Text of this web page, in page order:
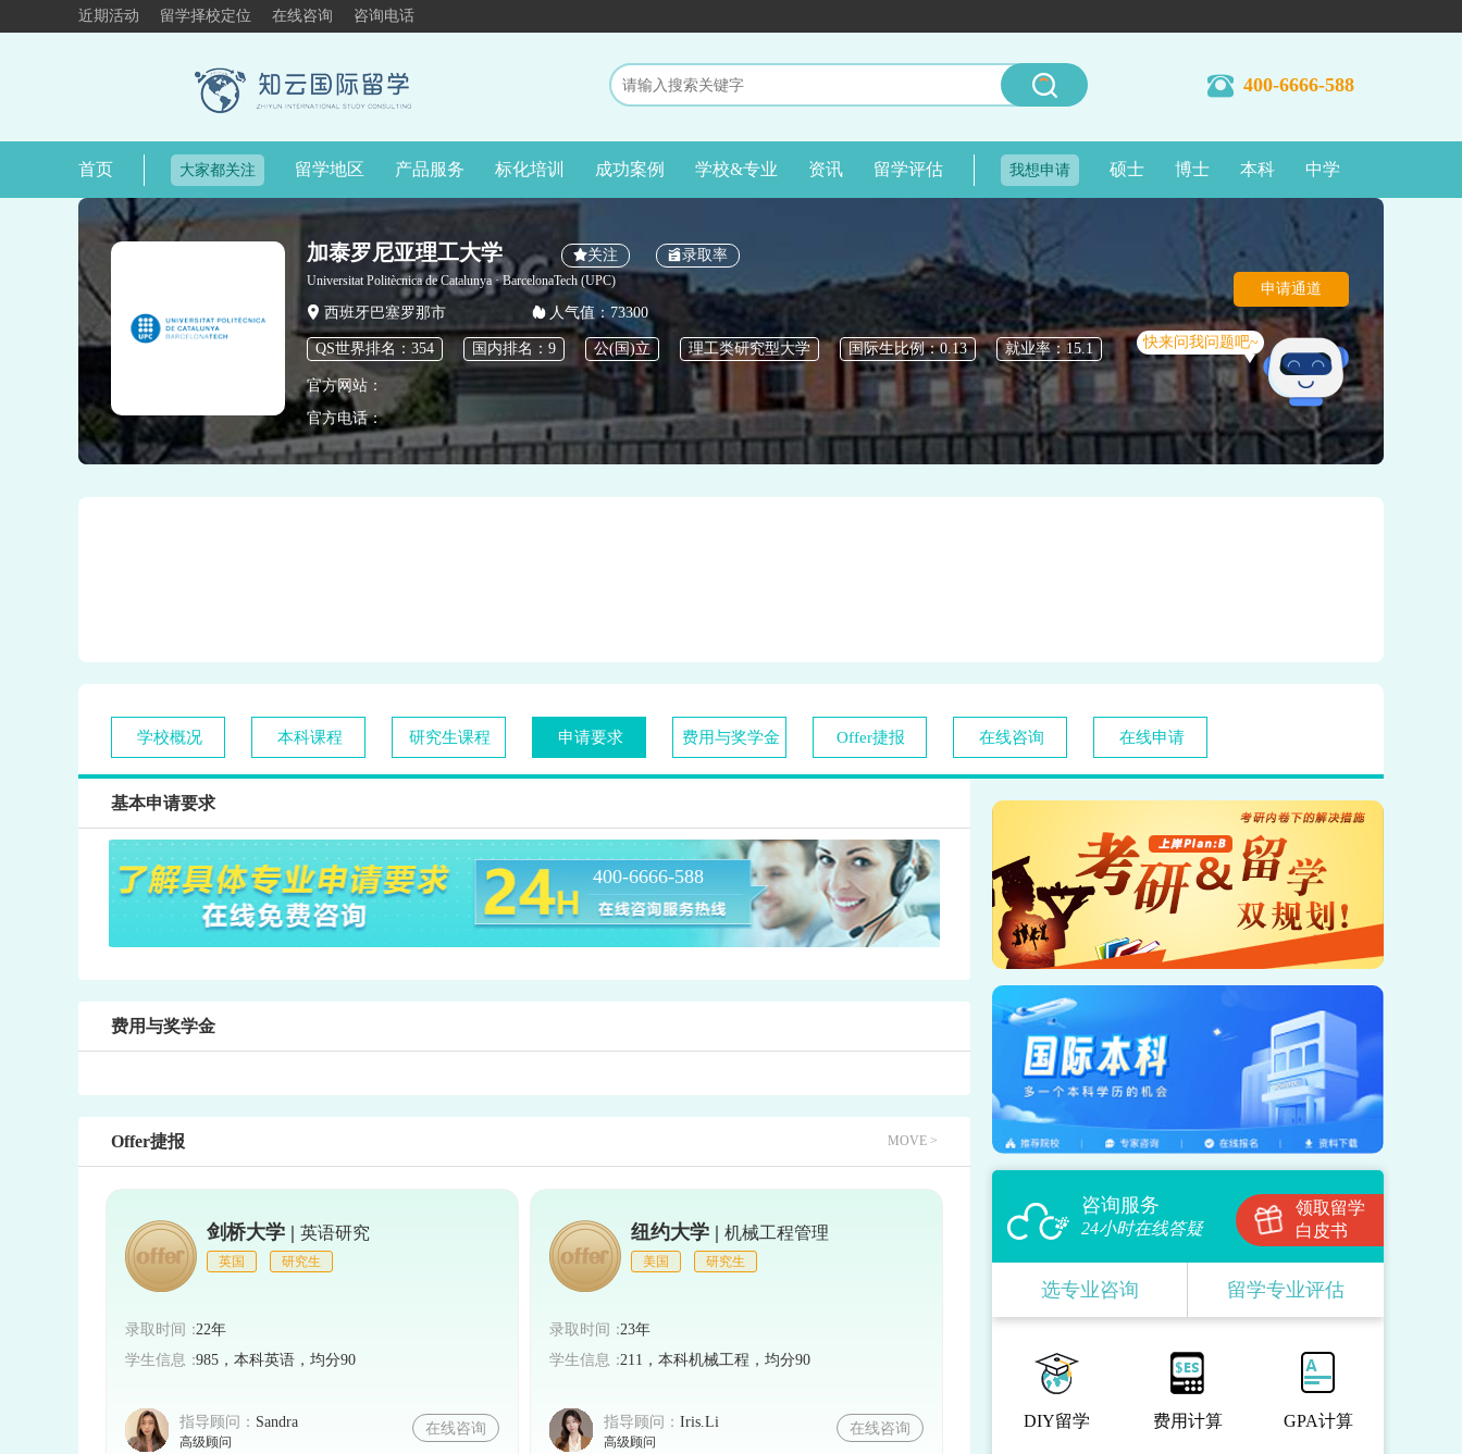
近期活动 留学择校定位 在线咨询 咨询电话
400-6666-588
首页 大家都关注 留学地区 产品服务 标化培训 成功案例 学校&专业 资讯 留学评估 我想申请 硕士 博士 本科 中学
加泰罗尼亚理工大学 关注 录取率
Universitat Politècnica de Catalunya · BarcelonaTech (UPC)
西班牙巴塞罗那市 人气值：73300
QS世界排名：354 国内排名：9 公(国)立 理工类研究型大学 国际生比例：0.13 就业率：15.1
官方网站：
官方电话：
申请通道
快来问我问题吧~
学校概况 本科课程 研究生课程 申请要求 费用与奖学金 Offer捷报 在线咨询 在线申请
基本申请要求
400-6666-588
费用与奖学金
Offer捷报 MOVE >
剑桥大学 | 英语研究
英国 研究生
录取时间：22年
学生信息：985，本科英语，均分90
指导顾问： Sandra
高级顾问
在线咨询
纽约大学 | 机械工程管理
美国 研究生
录取时间：23年
学生信息：211，本科机械工程，均分90
指导顾问： Iris.Li
高级顾问
在线咨询
咨询服务
24小时在线答疑
领取留学
白皮书
选专业咨询 留学专业评估
DIY留学 费用计算 GPA计算